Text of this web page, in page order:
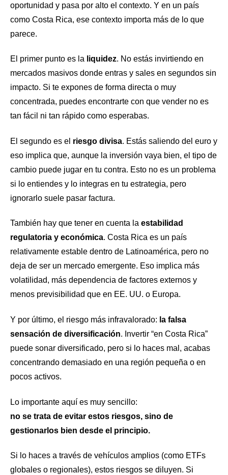
oportunidad y pasa por alto el contexto. Y en un país
como Costa Rica, ese contexto importa más de lo que
parece.
El primer punto es la liquidez. No estás invirtiendo en
mercados masivos donde entras y sales en segundos sin
impacto. Si te expones de forma directa o muy
concentrada, puedes encontrarte con que vender no es
tan fácil ni tan rápido como esperabas.
El segundo es el riesgo divisa. Estás saliendo del euro y
eso implica que, aunque la inversión vaya bien, el tipo de
cambio puede jugar en tu contra. Esto no es un problema
si lo entiendes y lo integras en tu estrategia, pero
ignorarlo suele pasar factura.
También hay que tener en cuenta la estabilidad
regulatoria y económica. Costa Rica es un país
relativamente estable dentro de Latinoamérica, pero no
deja de ser un mercado emergente. Eso implica más
volatilidad, más dependencia de factores externos y
menos previsibilidad que en EE. UU. o Europa.
Y por último, el riesgo más infravalorado: la falsa
sensación de diversificación. Invertir “en Costa Rica”
puede sonar diversificado, pero si lo haces mal, acabas
concentrando demasiado en una región pequeña o en
pocos activos.
Lo importante aquí es muy sencillo:
no se trata de evitar estos riesgos, sino de
gestionarlos bien desde el principio.
Si lo haces a través de vehículos amplios (como ETFs
globales o regionales), estos riesgos se diluyen. Si